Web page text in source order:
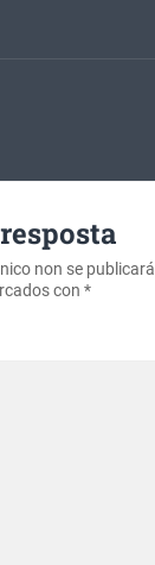
non se publicará
con *